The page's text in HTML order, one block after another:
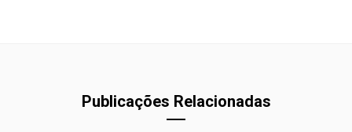
Publicações Relacionadas